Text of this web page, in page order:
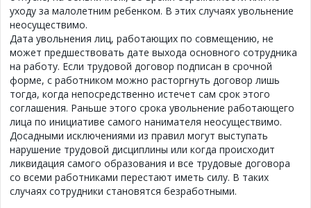
уходу за малолетним ребенком. В этих случаях увольнение
неосуществимо.
Дата увольнения лиц, работающих по совмещению, не
может предшествовать дате выхода основного сотрудника
на работу. Если трудовой договор подписан в срочной
форме, с работником можно расторгнуть договор лишь
тогда, когда непосредственно истечет сам срок этого
соглашения. Раньше этого срока увольнение работающего
лица по инициативе самого нанимателя неосуществимо.
Досадными исключениями из правил могут выступать
нарушение трудовой дисциплины или когда происходит
ликвидация самого образования и все трудовые договора
со всеми работниками перестают иметь силу. В таких
случаях сотрудники становятся безработными.